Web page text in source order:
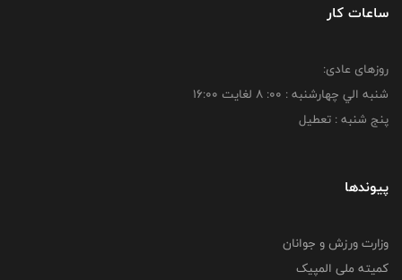
ساعات کار
روزهای عادی:
شنبه الي چهارشنبه : 00: 8 لغايت 16:00
پنج شنبه : تعطیل
پیوندها
وزارت ورزش و جوانان
کمیته ملی المپیک